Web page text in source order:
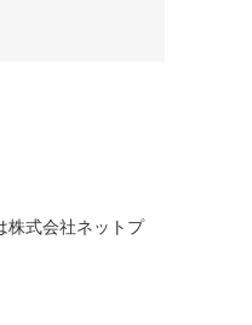
株式会社ネットプ